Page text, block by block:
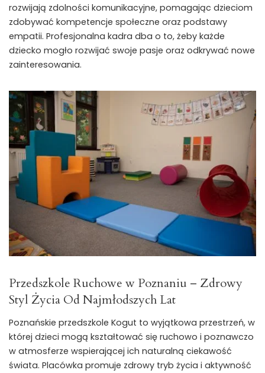
rozwijają zdolności komunikacyjne, pomagając dzieciom
zdobywać kompetencje społeczne oraz podstawy
empatii. Profesjonalna kadra dba o to, żeby każde
dziecko mogło rozwijać swoje pasje oraz odkrywać nowe
zainteresowania.
Przedszkole Ruchowe w Poznaniu – Zdrowy
Styl Życia Od Najmłodszych Lat
Poznańskie przedszkole Kogut to wyjątkowa przestrzeń, w
której dzieci mogą kształtować się ruchowo i poznawczo
w atmosferze wspierającej ich naturalną ciekawość
świata. Placówka promuje zdrowy tryb życia i aktywność